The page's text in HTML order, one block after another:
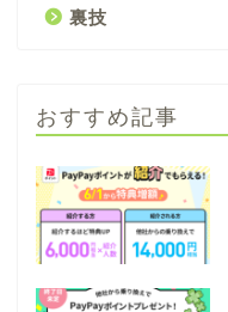
裏技
おすすめ記事